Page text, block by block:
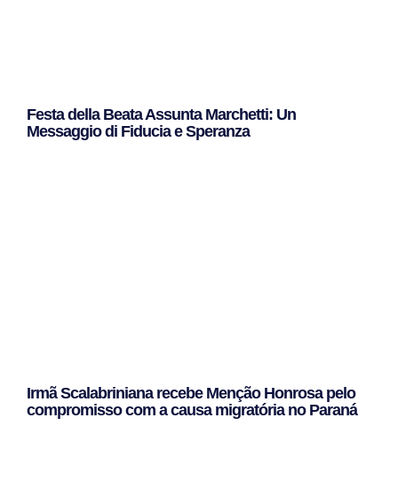
Festa della Beata Assunta Marchetti: Un
Messaggio di Fiducia e Speranza
Irmã Scalabriniana recebe Menção Honrosa pelo
compromisso com a causa migratória no Paraná